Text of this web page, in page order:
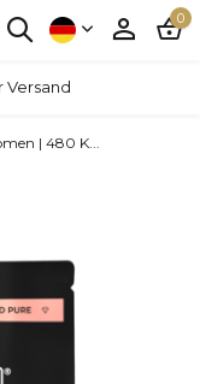
0
Versand
| 480 K...